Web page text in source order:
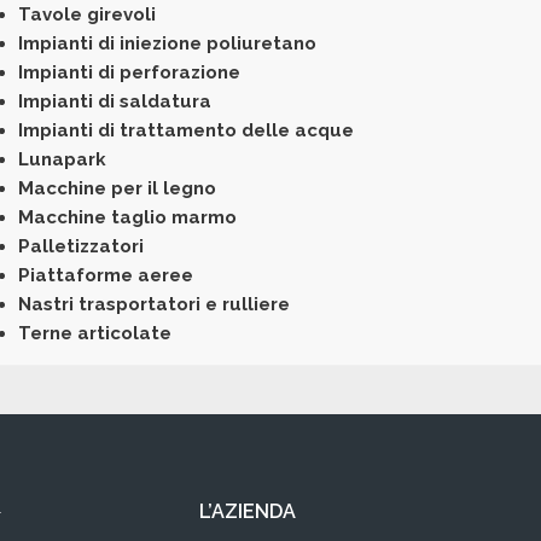
Tavole girevoli
Impianti di iniezione poliuretano
Impianti di perforazione
Impianti di saldatura
Impianti di trattamento delle acque
Lunapark
Macchine per il legno
Macchine taglio marmo
Palletizzatori
Piattaforme aeree
Nastri trasportatori e rulliere
Terne articolate
L’AZIENDA